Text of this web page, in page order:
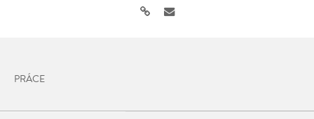
PRÁCE